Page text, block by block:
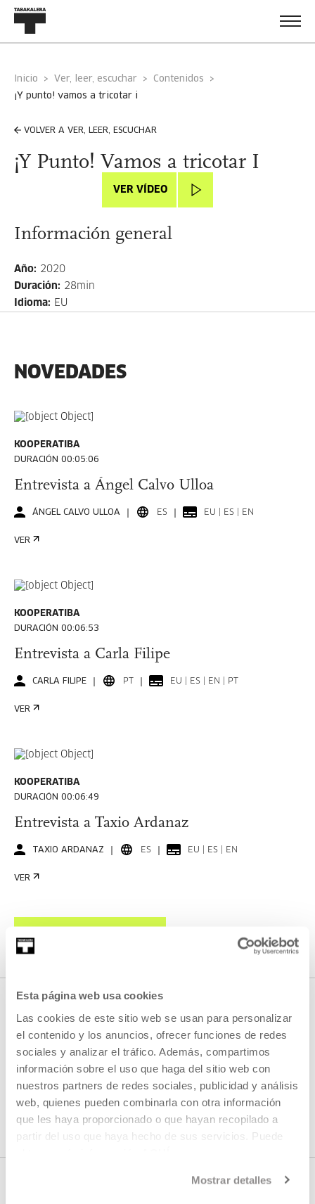
Esta página web usa cookies
Las cookies de este sitio web se usan para personalizar
el contenido y los anuncios, ofrecer funciones de redes
sociales y analizar el tráfico. Además, compartimos
información sobre el uso que haga del sitio web con
nuestros partners de redes sociales, publicidad y análisis
web, quienes pueden combinarla con otra información
que les haya proporcionado o que hayan recopilado a
partir del uso que haya hecho de sus servicios. Puede
Mostrar detalles
Inicio Ver, leer, escuchar
Contenidos
¡y punto! vamos a tricotar i
VOLVER A VER, LEER, ESCUCHAR
¡Y Punto! Vamos a tricotar I
VER VÍDEO
Información general
Año: 2020
Duración: 28min
Idioma: EU
NOVEDADES
KOOPERATIBA
DURACIÓN 00:05:06
Entrevista a Ángel Calvo Ulloa
ÁNGEL CALVO ULLOA ES EU | ES | EN
VER
KOOPERATIBA
DURACIÓN 00:06:53
Entrevista a Carla Filipe
CARLA FILIPE PT EU | ES | EN | PT
VER
KOOPERATIBA
DURACIÓN 00:06:49
Entrevista a Taxio Ardanaz
TAXIO ARDANAZ ES EU | ES | EN
VER
PRÓXIMOS DIRECTOS
No tenemos programados nuevos streamings
VER TODA LA PROGRAMACIÓN